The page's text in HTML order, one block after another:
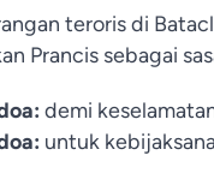
teroris di
Prancis sebagai
demi
untuk